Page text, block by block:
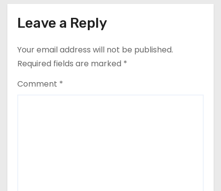
Leave a Reply
Your email address will not be published.
Required fields are marked *
Comment *